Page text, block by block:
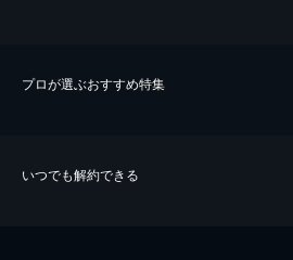
プロが選ぶおすすめ特集
いつでも解約できる